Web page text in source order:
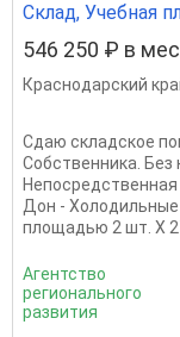
Склад, Учебная
546 250 ₽ в
Краснодарский
Сдаю складское
Собственника.
Дон -
площадью 2 шт. Х
Агентство
регионального
развития